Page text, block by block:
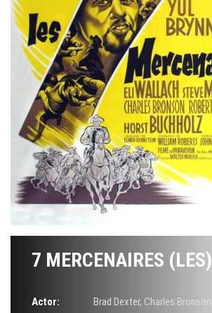
7 MERCENAIRES (LES)
Actor: Brad Dexter, Charles Bronson